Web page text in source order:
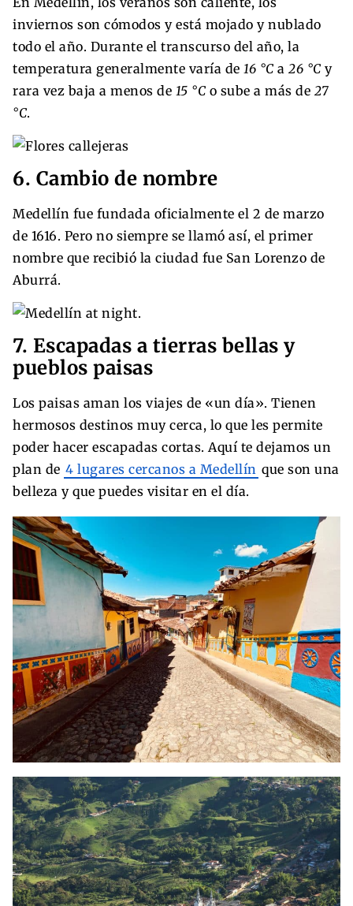
inviernos son cómodos y está mojado y nublado
todo el año. Durante el transcurso del año, la
temperatura generalmente varía de 16 °C a 26 °C y
rara vez baja a menos de 15 °C o sube a más de 27
°C.
6. Cambio de nombre
Medellín fue fundada oficialmente el 2 de marzo
de 1616. Pero no siempre se llamó así, el primer
nombre que recibió la ciudad fue San Lorenzo de
Aburrá.
7. Escapadas a tierras bellas y
pueblos paisas
Los paisas aman los viajes de «un día». Tienen
hermosos destinos muy cerca, lo que les permite
poder hacer escapadas cortas. Aquí te dejamos un
plan de 4 lugares cercanos a Medellín que son una
belleza y que puedes visitar en el día.